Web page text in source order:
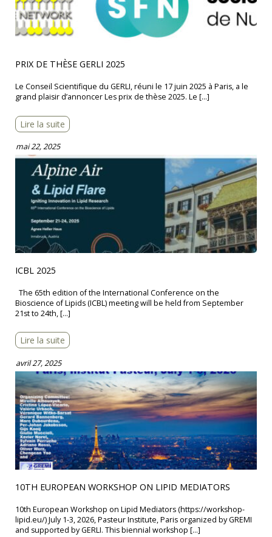
PRIX DE THÈSE GERLI 2025
Le Conseil Scientifique du GERLI, réuni le 17 juin 2025 à Paris, a le
grand plaisir d’annoncer Les prix de thèse 2025. Le […]
Lire la suite
mai 22, 2025
ICBL 2025
The 65th edition of the International Conference on the
Bioscience of Lipids (ICBL) meeting will be held from September
21st to 24th, […]
Lire la suite
avril 27, 2025
10TH EUROPEAN WORKSHOP ON LIPID MEDIATORS
10th European Workshop on Lipid Mediators (https://workshop-
lipid.eu/) July 1-3, 2026, Pasteur Institute, Paris organized by GREMI
and supported by GERLI. This biennial workshop […]